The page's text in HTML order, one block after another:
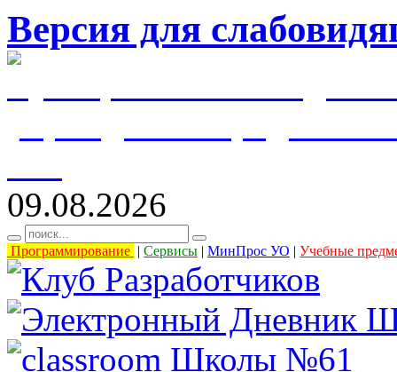
Версия для
09.08.2026
Программирование | Сервисы | МинПрос УО | Учебные